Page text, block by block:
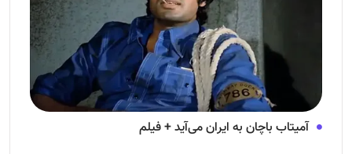
آمیتاب باچان به ایران می‌آید + فیلم